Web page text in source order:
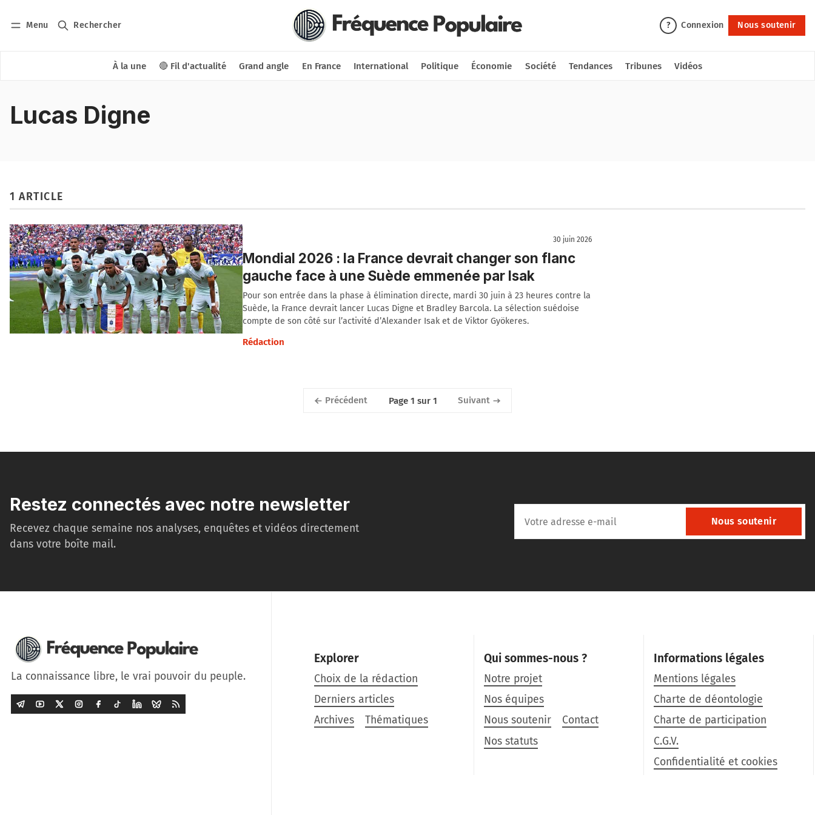
Menu Rechercher ? Connexion Nous soutenir
À la une 🔴 Fil d'actualité Grand angle En France International Politique Économie Société Tendances Tribunes Vidéos
Nous soutenir
Lucas Digne
1 ARTICLE
30 juin 2026
Mondial 2026 : la France devrait changer son flanc
gauche face à une Suède emmenée par Isak
Pour son entrée dans la phase à élimination directe, mardi 30 juin à 23 heures contre la
Suède, la France devrait lancer Lucas Digne et Bradley Barcola. La sélection suédoise
compte de son côté sur l’activité d’Alexander Isak et de Viktor Gyökeres.
Rédaction
Précédent Page 1 sur 1 Suivant
Restez connectés avec notre newsletter
Recevez chaque semaine nos analyses, enquêtes et vidéos directement
dans votre boîte mail.
Nous soutenir
La connaissance libre, le vrai pouvoir du peuple.
Explorer
Choix de la rédaction
Derniers articles
Archives
Thématiques
Qui sommes-nous ?
Notre projet
Nos équipes
Nous soutenir
Contact
Nos statuts
Informations légales
Mentions légales
Charte de déontologie
Charte de participation
C.G.V.
Confidentialité et cookies